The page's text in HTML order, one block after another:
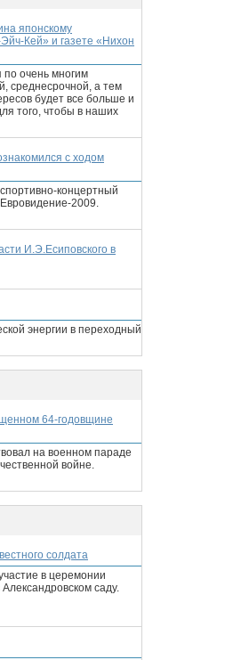
японскому
Кей» и газете «Нихон
очень многим
среднесрочной, а тем
будет все больше и
того, чтобы в наших
с ходом
концертный
Евровидение-2009.
И.Э.Есиповского в
энергии в переходный
64-годовщине
на военном параде
войне.
солдата
в церемонии
саду.